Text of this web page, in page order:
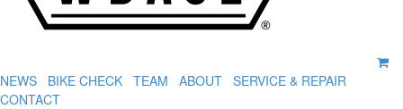
NEWS BIKE CHECK TEAM ABOUT SERVICE & REPAIR
CONTACT